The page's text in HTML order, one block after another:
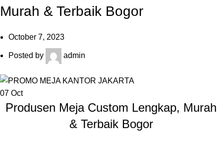
Murah & Terbaik Bogor
October 7, 2023
Posted by admin
07 Oct
Produsen Meja Custom Lengkap, Murah
& Terbaik Bogor